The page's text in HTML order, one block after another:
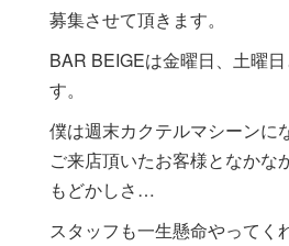
募集させて頂きます。
BAR BEIGEは金曜日、土曜
す。
僕は週末カクテルマシーンに
ご来店頂いたお客様となか
もどかしさ…
スタッフも一生懸命やってく